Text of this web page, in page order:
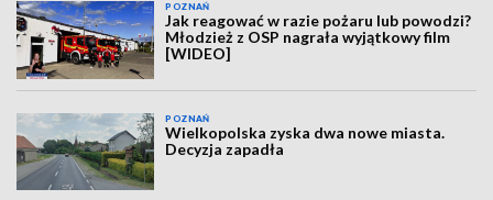
POZNAŃ
Jak reagować w razie pożaru lub powodzi?
Młodzież z OSP nagrała wyjątkowy film
[WIDEO]
POZNAŃ
Wielkopolska zyska dwa nowe miasta.
Decyzja zapadła